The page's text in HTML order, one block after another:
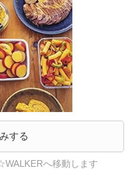
する
へ移動します